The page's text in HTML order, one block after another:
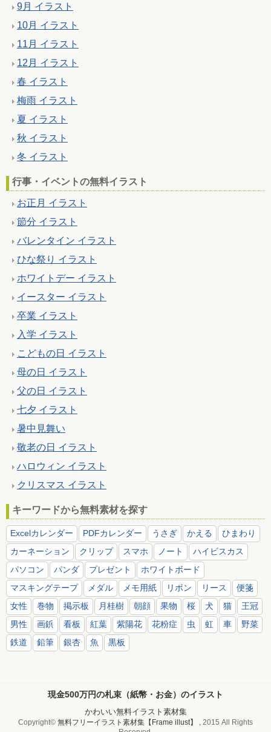
9月 イラスト
10月 イラスト
11月 イラスト
12月 イラスト
春 イラスト
梅雨 イラスト
夏 イラスト
秋 イラスト
冬 イラスト
行事・イベントの無料イラスト
お正月 イラスト
節分 イラスト
バレンタイン イラスト
ひな祭り イラスト
ホワイトデー イラスト
イースター イラスト
卒業 イラスト
入学 イラスト
こどもの日 イラスト
母の日 イラスト
父の日 イラスト
七夕 イラスト
暑中見舞い
敬老の日 イラスト
ハロウィン イラスト
クリスマス イラスト
キーワードから無料素材を探す
Excelカレンダー PDFカレンダー うさぎ かえる
ひまわり
カーネーション
クリップ スマホ ノート
ハイビスカス
パソコン
パンダ プレゼント
ホワイトボード
マスキングテープ
メダル メモ用紙 リボン リース
便箋
女性
巻物 掲示板 月桂樹 朝顔 果物 桜 犬 猫
王冠
男性
画鋲 看板 紅葉 紫陽花 花粉症 虫 虹 車
野菜
鉄道
鉛筆 銀杏 魚 黒板
現金500万円の札束（紙幣・お金）のイラスト
かわいい無料イラスト素材集
Copyright© 無料フリーイラスト素材集【Frame illust】
, 2015 All Rights